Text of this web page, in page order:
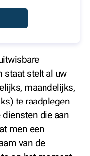
staat stelt al uw
maandelijks,
te raadplegen
die aan
men een
van de